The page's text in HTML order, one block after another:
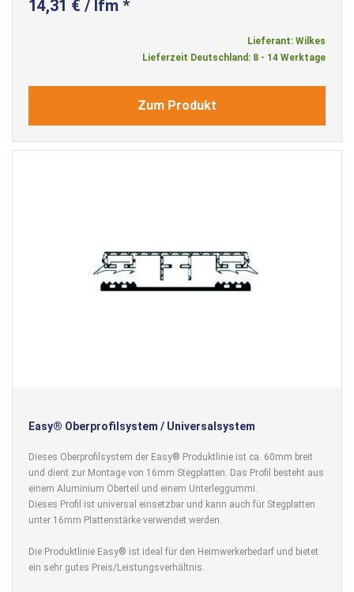
14,31 € / lfm *
Lieferant: Wilkes
Lieferzeit Deutschland: 8 - 14 Werktage
Zum Produkt
Easy® Oberprofilsystem / Universalsystem
Dieses Oberprofilsystem der Easy® Produktlinie ist ca. 60mm breit
und dient zur Montage von 16mm Stegplatten. Das Profil besteht aus
einem Aluminium Oberteil und einem Unterleggummi.
Dieses Profil ist universal einsetzbar und kann auch für Stegplatten
unter 16mm Plattenstärke verwendet werden.
Die Produktlinie Easy® ist ideal für den Heimwerkerbedarf und bietet
ein sehr gutes Preis/Leistungsverhältnis.